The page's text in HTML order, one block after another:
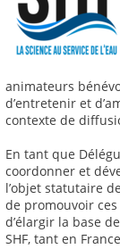
animateurs
d’entretenir et
contexte de
En tant que
coordonner et
l’objet statutaire
de promouvoir
d’élargir la base
SHF, tant en